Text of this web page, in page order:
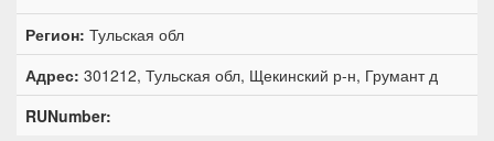
Регион: Тульская обл
Адрес: 301212, Тульская обл, Щекинский р-н, Грумант д
RUNumber: